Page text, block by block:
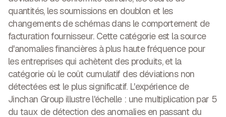
quantités, les soumissions en doublon et les
changements de schémas dans le comportement de
facturation fournisseur. Cette catégorie est la source
d'anomalies financières à plus haute fréquence pour
les entreprises qui achètent des produits, et la
catégorie où le coût cumulatif des déviations non
détectées est le plus significatif. L'expérience de
Jinchan Group illustre l'échelle : une multiplication par 5
du taux de détection des anomaliesen passant du